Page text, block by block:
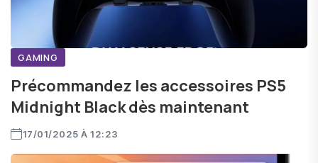
GAMING
Précommandez les accessoires PS5
Midnight Black dès maintenant
17/01/2025 À 12:23